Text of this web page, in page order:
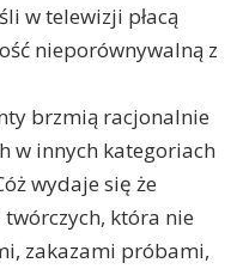
w telewizji płacą
nieporównywalną z
brzmią racjonalnie
w innych kategoriach
wydaje się że
która nie
zakazami próbami,